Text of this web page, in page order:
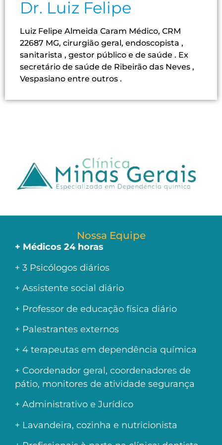
Dr. Luiz Felipe
Luiz Felipe Almeida Caram Médico, CRM
22687 MG, cirurgião geral, endoscopista ,
sanitarista , gestor público e de saúde . Ex
secretário de saúde de Ribeirão das Neves ,
Vespasiano entre outros .
Nossa Equipe
+ Médicos 24 horas
+ 3 Psicólogos diários
+ Assistente social diário
+ Professor de educação física diário
+ Palestrantes externos
+ 4 terapeutas em dependência química
+ Coordenador geral, coordenadores de
pátio, monitores de atividade segurança
+ Administrativo e Jurídico
+ Lavandeira, cozinha e nutricionista